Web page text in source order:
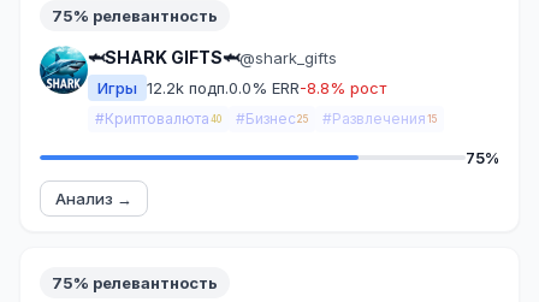
75% релевантность
🦈SHARK GIFTS🦈@shark_gifts
Игры 12.2k подп.0.0% ERR-8.8% рост
#Криптовалюта 40 #Бизнес 25 #Развлечения 15
75%
Анализ →
75% релевантность